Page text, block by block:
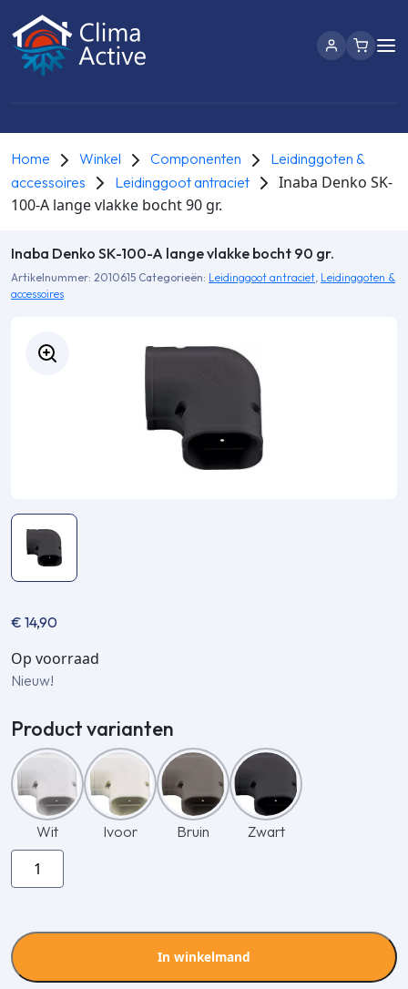
Home Winkel Componenten
Leidinggoten &
accessoires
Leidinggoot antraciet
Inaba Denko SK-
100-A lange vlakke bocht 90 gr.
Inaba Denko SK-100-A lange vlakke bocht 90 gr.
Artikelnummer: 2010615 Categorieën: Leidinggoot antraciet, Leidinggoten &
accessoires
€ 14,90
Op voorraad
Nieuw!
Product varianten
Wit Ivoor Bruin
Zwart
Inaba
Denko
A
lange
In winkelmand